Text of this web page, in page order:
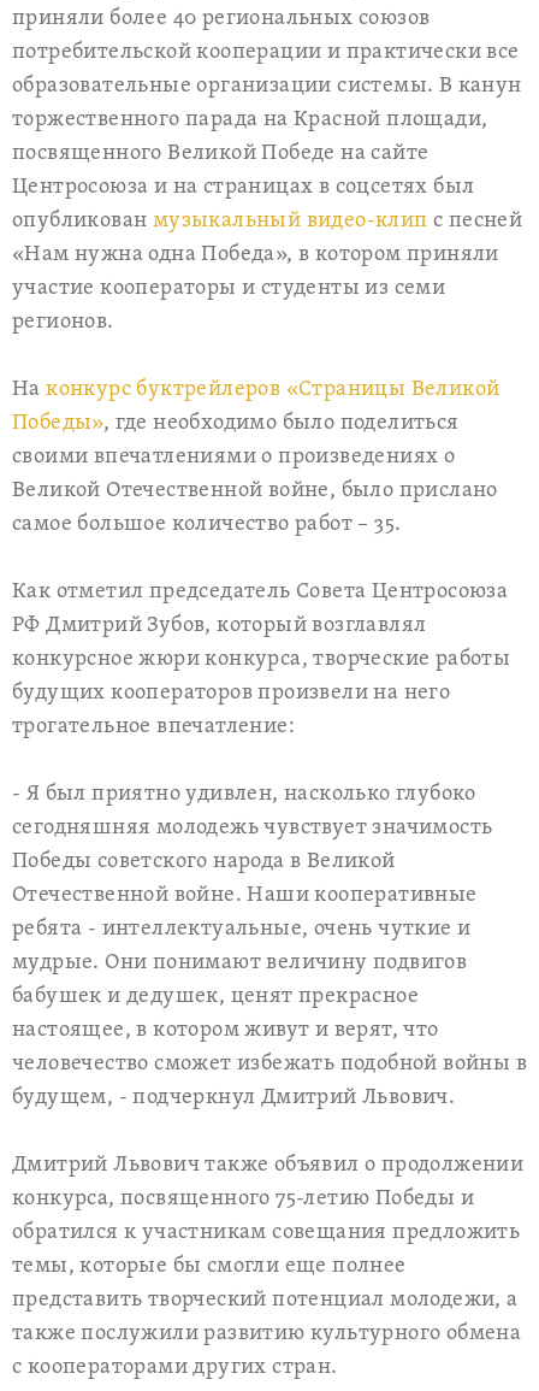
приняли более 40 региональных союзов
потребительской кооперации и практически все
образовательные организации системы. В канун
торжественного парада на Красной площади,
посвященного Великой Победе на сайте
Центросоюза и на страницах в соцсетях был
опубликован музыкальный видео-клип с песней
«Нам нужна одна Победа», в котором приняли
участие кооператоры и студенты из семи
регионов.
Наконкурс буктрейлеров «Страницы Великой
Победы», где необходимо было поделиться
своими впечатлениями о произведениях о
Великой Отечественной войне, было прислано
самое большое количество работ – 35.
Как отметил председатель Совета Центросоюза
РФ Дмитрий Зубов, который возглавлял
конкурсное жюри конкурса, творческие работы
будущих кооператоров произвели на него
трогательное впечатление:
- Я был приятно удивлен, насколько глубоко
сегодняшняя молодежь чувствует значимость
Победы советского народа в Великой
Отечественной войне. Наши кооперативные
ребята - интеллектуальные, очень чуткие и
мудрые. Они понимают величину подвигов
бабушек и дедушек, ценят прекрасное
настоящее, в котором живут и верят, что
человечество сможет избежать подобной войны в
будущем, - подчеркнул Дмитрий Львович.
Дмитрий Львович также объявил о продолжении
конкурса, посвященного 75-летию Победы и
обратился к участникам совещания предложить
темы, которые бы смогли еще полнее
представить творческий потенциал молодежи, а
также послужили развитию культурного обмена
с кооператорами других стран.